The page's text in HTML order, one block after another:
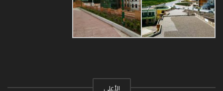
الأعلى